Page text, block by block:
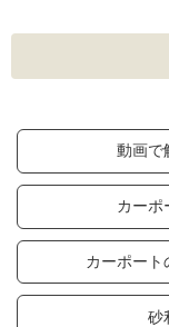
動画で
カーポ
カーポート
砂